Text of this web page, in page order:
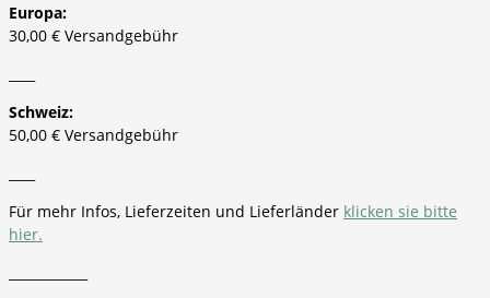
Europa:
30,00 € Versandgebühr
Schweiz:
50,00 € Versandgebühr
Für mehr Infos, Lieferzeiten und Lieferländer klicken sie bitte
hier.